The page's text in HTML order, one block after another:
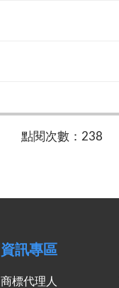
點閱次數：238
資訊專區
商標代理人